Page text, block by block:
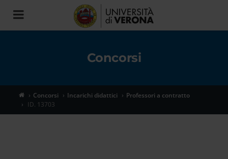
Toggle
navigation
Concorsi
Concorsi Incarichi didattici
Professori a contratto
ID. 13703